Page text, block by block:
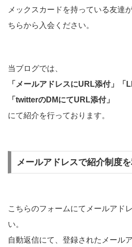
メックスカードを持っている友達
ちらから入会ください。
当ブログでは、
「メールアドレスにURL添付」「
「twitterのDMにてURL添付」
にて紹介を行っております。
メールアドレスで紹介制度
こちらのフォームにてメールアド
い。
自動返信にて、登録されたメール